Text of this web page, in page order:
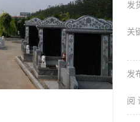
发
关
发
阅